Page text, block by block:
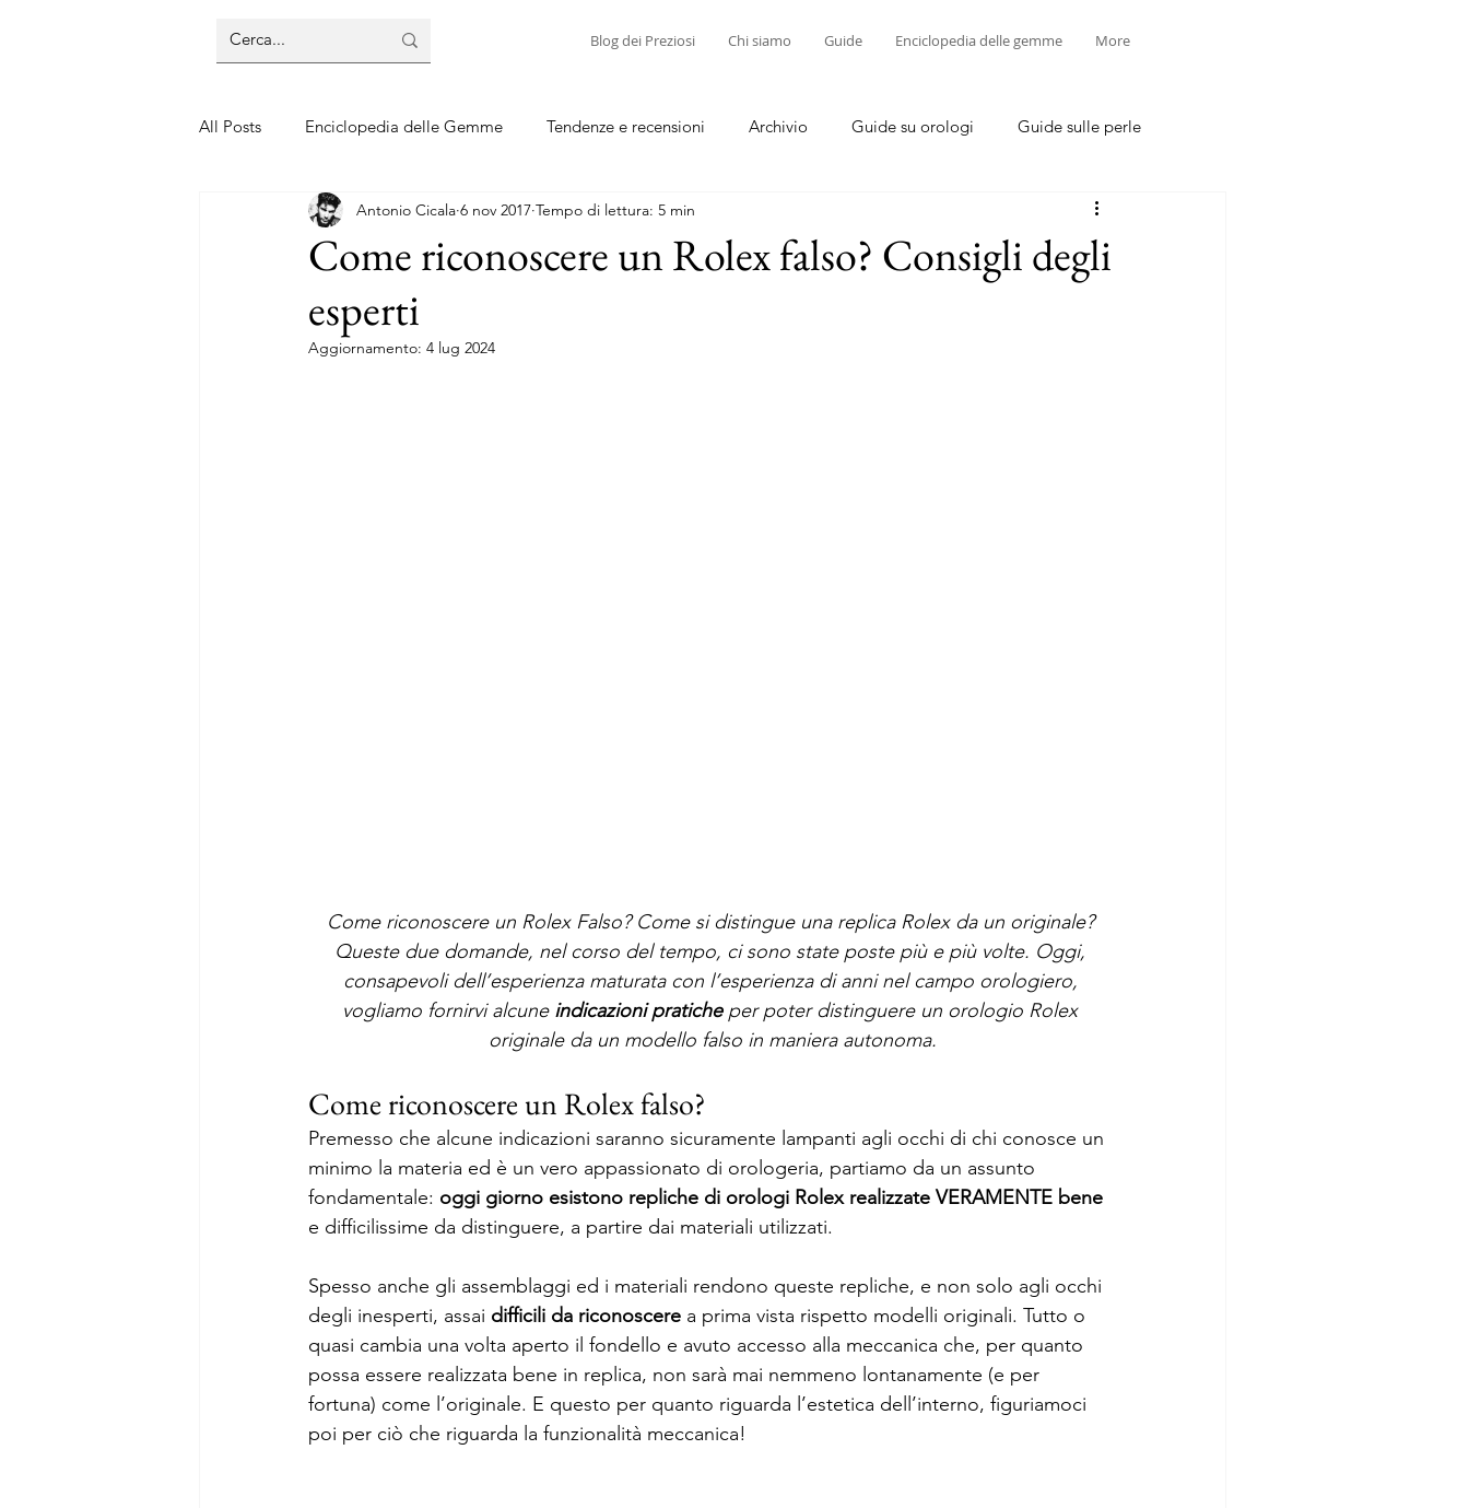
Blog dei Preziosi Chi siamo Guide Enciclopedia delle gemme More
All Posts Enciclopedia delle Gemme Tendenze e recensioni Archivio Guide su orologi Guide sulle perle
Guide sui gioielli Guide sui diamanti Guide su corallo e cammei
Come riconoscere un Rolex falso? Consigli degli
esperti
Antonio Cicala 6 nov 2017 Tempo di lettura: 5 min
Aggiornamento: 4 lug 2024
Come riconoscere un Rolex Falso? Come si distingue una replica Rolex da un originale?
Queste due domande, nel corso del tempo, ci sono state poste più e più volte. Oggi,
consapevoli dell’esperienza maturata con l’esperienza di anni nel campo orologiero,
vogliamo fornirvi alcune indicazioni pratiche per poter distinguere un orologio Rolex
originale da un modello falso in maniera autonoma.
Come riconoscere un Rolex falso?
Premesso che alcune indicazioni saranno sicuramente lampanti agli occhi di chi conosce un
minimo la materia ed è un vero appassionato di orologeria, partiamo da un assunto
fondamentale: oggi giorno esistono repliche di orologi Rolex realizzate VERAMENTE bene
e difficilissime da distinguere, a partire dai materiali utilizzati.
Spesso anche gli assemblaggi ed i materiali rendono queste repliche, e non solo agli occhi
degli inesperti, assai difficili da riconoscere a prima vista rispetto modelli originali. Tutto o
quasi cambia una volta aperto il fondello e avuto accesso alla meccanica che, per quanto
possa essere realizzata bene in replica, non sarà mai nemmeno lontanamente (e per
fortuna) come l’originale. E questo per quanto riguarda l’estetica dell’interno, figuriamoci
poi per ciò che riguarda la funzionalità meccanica!